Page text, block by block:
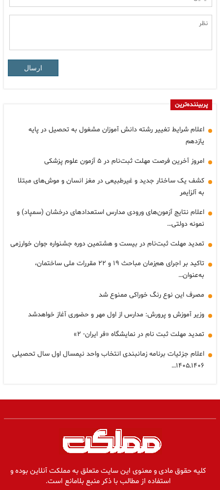
ارسال
پربیننده‌ترین
اعلام شرایط تغییر رشته دانش آموزان مشغول به تحصیل در پایه
یازدهم
امروز آخرین فرصت مهلت ثبت‌نام در ۵ آزمون علوم پزشکی
کشف یک ساختار جدید و غیرطبیعی در مغز انسان و موش‌های مبتلا
به آلزایمر
اعلام نتایج آزمون‌های ورودی مدارس استعدادهای درخشان (سمپاد) و
نمونه دولتی…
تمدید مهلت ثبت‌نام در بیست و هشتمین دوره جشنواره جوان خوارزمی
تاکید بر اجرای هم‌زمان مباحث ۱۹ و ۲۲ مقررات ملی ساختمان،
به‌عنوان…
مصرف این نوع رنگ خوراکی ممنوع شد
وزیر آموزش و پرورش: مدارس از اول مهر و حضوری آغاز خواهدشد
تمدید مهلت ثبت نام در نمایشگاه «فر ایران- ۲»
اعلام جزئیات برنامه زمانبندی انتخاب واحد نیمسال اول سال تحصیلی
۱۴۰۶ـ۱۴۰۵…
کلیه حقوق مادی و معنوی این سایت متعلق به مملکت آنلاین بوده و
استفاده از مطالب با ذکر منبع بلامانع است.